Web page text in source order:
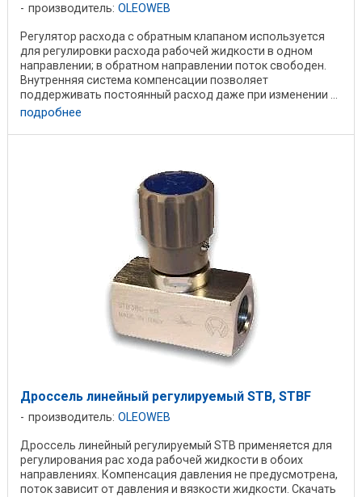
производитель: OLEOWEB
Регулятор расхода с обратным клапаном используется
для регулировки расхода рабочей жидкости в одном
направлении; в обратном направлении поток свободен.
Внутренняя система компенсации позволяет
поддерживать постоянный расход даже при изменении ...
подробнее
Дроссель линейный регулируемый STB, STBF
производитель: OLEOWEB
Дроссель линейный регулируемый STB применяется для
регулирования рас хода рабочей жидкости в обоих
направлениях. Компенсация давления не предусмотрена,
поток зависит от давления и вязкости жидкости. Скачать